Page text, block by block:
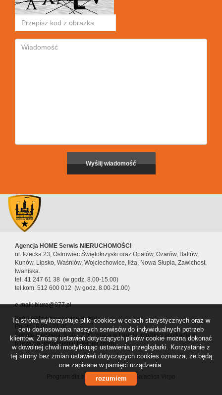
Agencja HOME Serwis NIERUCHOMOŚCI
ul. Iłżecka 23, Ostrowiec Świętokrzyski oraz Opatów, Ożarów, Bałtów,
Kunów, Lipsko, Waśniów, Wojciechowice, Iłża, Nowa Słupia, Zawichost,
Iwaniska.
tel. 41 247 61 38 (w godz. 8.00-15.00)
tel.kom. 512 600 012 (w godz. 8.00-21.00)
e-mail: biuro@977.pl
Biuro jest czynne online w godz:
Pn-Pt: 8.00 - 21.00
Sobota,niedziela: 9.00-12.00 (praca w terenie, możliwe spotkanie w
biurze po uzgodnieniu telefonicznym).
Program dla biur nieruchomości Galactica Virgo
Ta strona wykorzystuje pliki cookies w celach statystycznych oraz w
celu dostosowania naszych serwisów do indywidualnych potrzeb
klientów. Zmiany ustawień dotyczących plików cookie można dokonać
w dowolnej chwili modyfikując ustawienia przeglądarki. Korzystanie z
tej strony bez zmian ustawień dotyczących cookies oznacza, że będą
one zapisane w pamięci urządzenia.
rozumiem